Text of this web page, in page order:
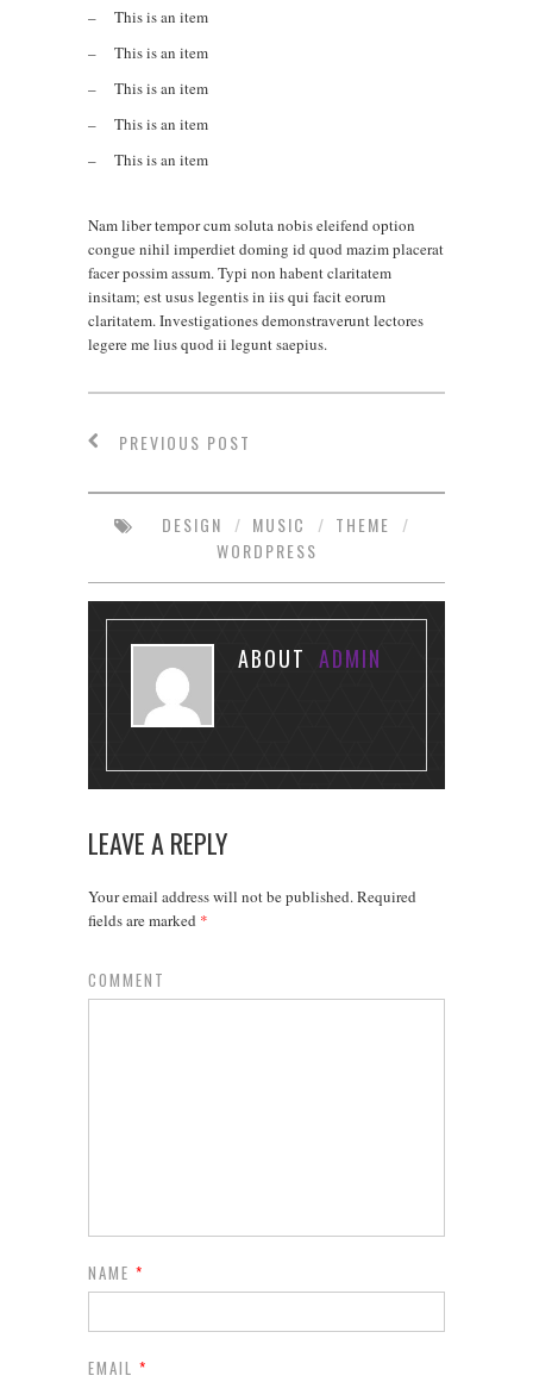
This is an item
This is an item
This is an item
This is an item
This is an item
Nam liber tempor cum soluta nobis eleifend option
congue nihil imperdiet doming id quod mazim placerat
facer possim assum. Typi non habent claritatem
insitam; est usus legentis in iis qui facit eorum
claritatem. Investigationes demonstraverunt lectores
legere me lius quod ii legunt saepius.
PREVIOUS POST
DESIGN / MUSIC / THEME
/
WORDPRESS
ABOUT ADMIN
LEAVE A REPLY
Your email address will not be published.Required
fields are marked *
COMMENT
NAME *
EMAIL *